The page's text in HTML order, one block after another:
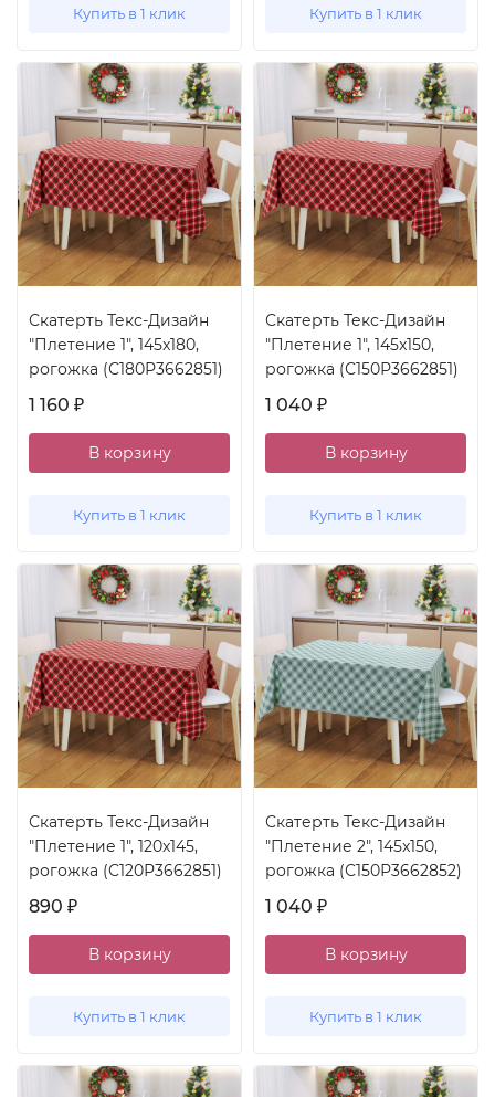
Купить в 1 клик Купить в 1 клик
Скатерть Текс-Дизайн
"Плетение 1", 145x180,
рогожка (С180Р3662851)
1 160 ₽
В корзину
Купить в 1 клик
Скатерть Текс-Дизайн
"Плетение 1", 145x150,
рогожка (С150Р3662851)
1 040 ₽
В корзину
Купить в 1 клик
Скатерть Текс-Дизайн
"Плетение 1", 120x145,
рогожка (С120Р3662851)
890 ₽
В корзину
Купить в 1 клик
Скатерть Текс-Дизайн
"Плетение 2", 145x150,
рогожка (С150Р3662852)
1 040 ₽
В корзину
Купить в 1 клик